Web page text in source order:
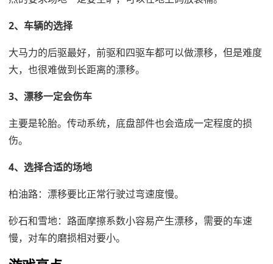
2、车辆的选择
大马力的后驱最好，前驱和四驱车都可以做漂移，但是难度
大，也很难做到长距离的漂移。
3、漂移一定会伤车
主要是轮胎。传动系统，底盘部件也会造成一定程度的损
伤。
4、选择合适的场地
柏油路：漂移要比正常行驶过弯速度慢。
砂石和雪地：路面摩擦系数小容易产生漂移，需要的车速
慢，对车的磨损相对要小。